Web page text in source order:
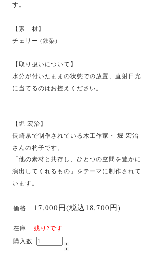
す。
【素 材】
チェリー (鉄染)
【取り扱いについて】
水分が付いたままの状態での放置、直射日光
に当てるのはお控えください。
【堀 宏治】
長崎県で制作されている木工作家・ 堀 宏治
さんの杓子です。
「他の素材と共存し、ひとつの空間を豊かに
演出してくれるもの」をテーマに制作されて
います。
価格 17,000円(税込18,700円)
在庫
残り2です
購入数